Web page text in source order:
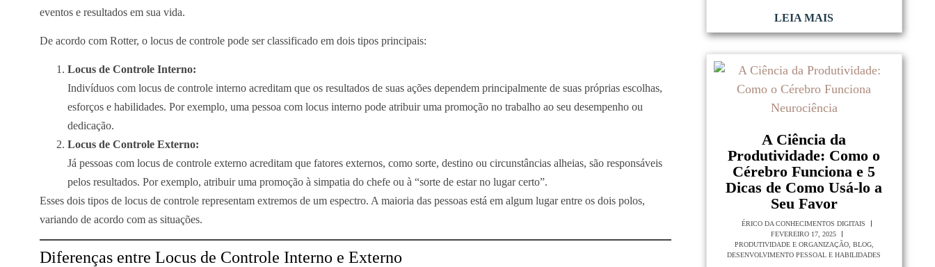
eventos e resultados em sua vida.
De acordo com Rotter, o locus de controle pode ser classificado em dois tipos principais:
Locus de Controle Interno:
Indivíduos com locus de controle interno acreditam que os resultados de suas ações dependem principalmente de suas próprias escolhas,
esforços e habilidades. Por exemplo, uma pessoa com locus interno pode atribuir uma promoção no trabalho ao seu desempenho ou
dedicação.
Locus de Controle Externo:
Já pessoas com locus de controle externo acreditam que fatores externos, como sorte, destino ou circunstâncias alheias, são responsáveis
pelos resultados. Por exemplo, atribuir uma promoção à simpatia do chefe ou à “sorte de estar no lugar certo”.
Esses dois tipos de locus de controle representam extremos de um espectro. A maioria das pessoas está em algum lugar entre os dois polos,
variando de acordo com as situações.
Diferenças entre Locus de Controle Interno e Externo
LEIA MAIS
A Ciência da
Produtividade: Como o
Cérebro Funciona e 5
Dicas de Como Usá-lo a
Seu Favor
ÉRICO DA CONHECIMENTOS DIGITAIS
FEVEREIRO 17, 2025
PRODUTIVIDADE E ORGANIZAÇÃO, BLOG,
DESENVOLVIMENTO PESSOAL E HABILIDADES